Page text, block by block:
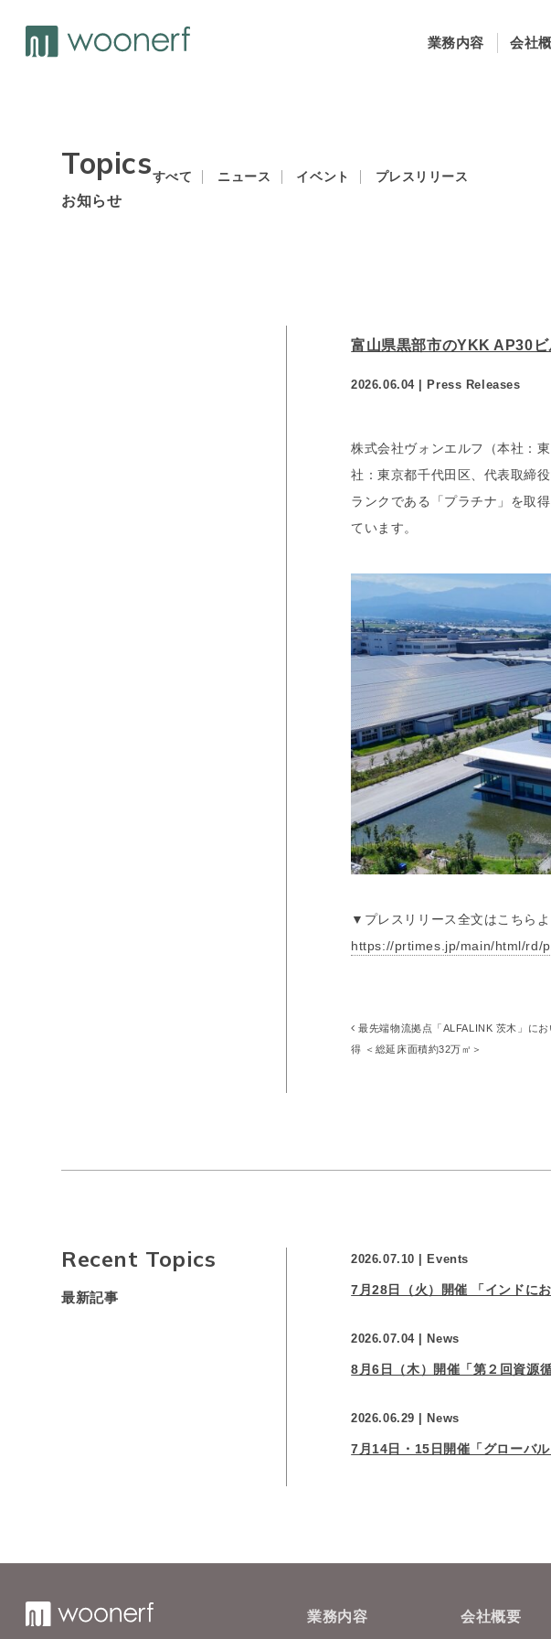
業務内容 会社
Topics
お知らせ
すべて ニュース イベント プレスリリース
富山県黒部市のYKK AP30
2026.06.04 | Press Releases
株式会社ヴォンエルフ（本社：
社：東京都千代田区、代表取締
ランクである「プラチナ」を取
ています。
▼プレスリリース全文はこちらよ
https://prtimes.jp/main/html/rd/
最先端物流拠点「ALFALINK 茨木」に
得 ＜総延床面積約32万㎡＞
Recent Topics
最新記事
2026.07.10 | Events
7月28日（火）開催 「インドに
2026.07.04 | News
8月6日（木）開催「第２回資源
2026.06.29 | News
7月14日・15日開催「グローバ
業務内容 会社概要